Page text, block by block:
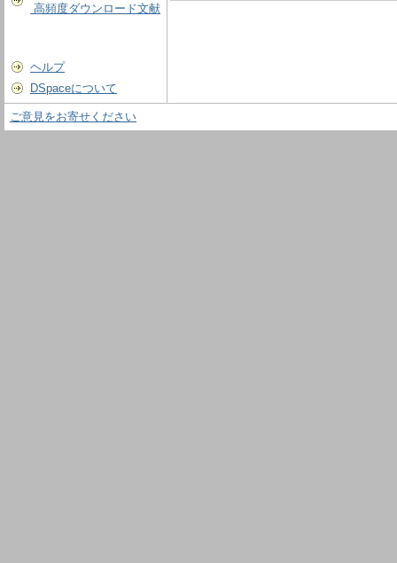
高頻度ダウンロード文献
ヘルプ
DSpaceについて
ご意見をお寄せください